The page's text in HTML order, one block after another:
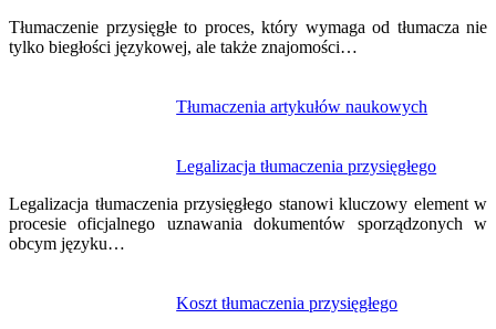
Tłumaczenie przysięgłe to proces, który wymaga od tłumacza nie
tylko biegłości językowej, ale także znajomości…
Tłumaczenia artykułów naukowych
Legalizacja tłumaczenia przysięgłego
Legalizacja tłumaczenia przysięgłego stanowi kluczowy element w
procesie oficjalnego uznawania dokumentów sporządzonych w
obcym języku…
Koszt tłumaczenia przysięgłego
wpisu